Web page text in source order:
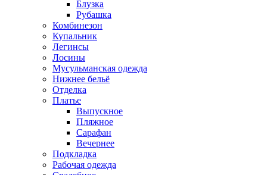
Блузка
Рубашка
Комбинезон
Купальник
Легинсы
Лосины
Мусульманская одежда
Нижнее бельё
Отделка
Платье
Выпускное
Пляжное
Сарафан
Вечернее
Подкладка
Рабочая одежда